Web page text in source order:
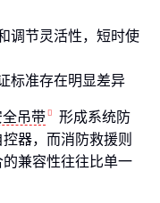
调节灵活性，短时使
标准存在明显差异
全吊带
形成系统防
器，而消防救援则
兼容性往往比单一